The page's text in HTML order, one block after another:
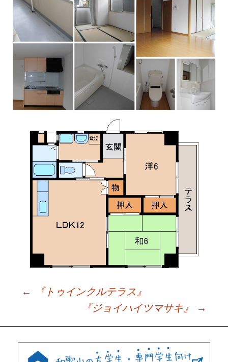
navigation
←
『トゥインクルテラス』
『ジョイハイツマサキ』
→